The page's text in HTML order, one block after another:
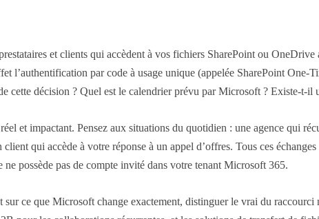
et clients qui accèdent à vos fichiers SharePoint ou
l’authentification par code à usage unique (appelée SharePoint
cette décision ? Quel est le calendrier prévu par Microsoft ? Existe-t-il
et impactant. Pensez aux situations du quotidien : une agence qui
qui accède à votre réponse à un appel d’offres. Tous ces
ne possède pas de compte invité dans votre tenant Microsoft 365.
ce que Microsoft change exactement, distinguer le vrai du